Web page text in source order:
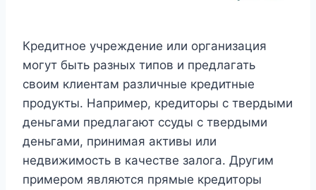
Кредитное учреждение или организация
могут быть разных типов и предлагать
своим клиентам различные кредитные
продукты. Например, кредиторы с твердыми
деньгами предлагают ссуды с твердыми
деньгами, принимая активы или
недвижимость в качестве залога. Другим
примером являются прямые кредиторы